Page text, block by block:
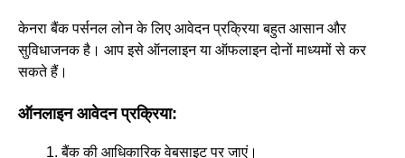
केनरा बैंक पर्सनल लोन के लिए आवेदन प्रक्रिया बहुत आसान और
सुविधाजनक है। आप इसे ऑनलाइन या ऑफलाइन दोनों माध्यमों से कर
सकते हैं।
ऑनलाइन आवेदन प्रक्रिया:
बैंक की आधिकारिक वेबसाइट पर जाएं।